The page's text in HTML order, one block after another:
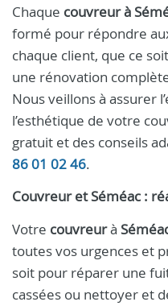
Chaque couvreur à
formé pour répondre
chaque client, que ce
une rénovation
Nous veillons à assurer
l’esthétique de votre
gratuit et des conseils
86 01 02 46.
Couvreur et Séméac :
Votre couvreurà
toutes vos urgences et
soit pour réparer une
cassées ou nettoyer et